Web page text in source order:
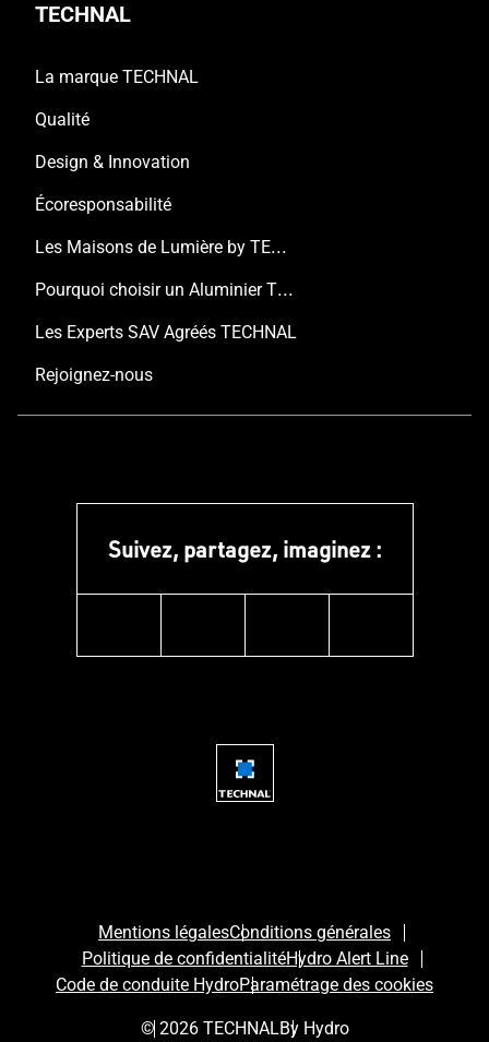
TECHNAL
La marque TECHNAL
Qualité
Design & Innovation
Écoresponsabilité
Les Maisons de Lumière by TECHNAL
Pourquoi choisir un Aluminier TECHNAL ?
Les Experts SAV Agréés TECHNAL
Rejoignez-nous
Suivez, partagez, imaginez :
Mentions légalesConditions générales
Politique de confidentialitéHydro Alert Line
Code de conduite HydroParamétrage des cookies
© 2026 TECHNALBy Hydro